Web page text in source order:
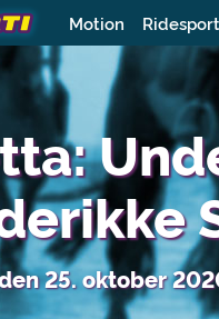
Motion Ridesport
25. oktober